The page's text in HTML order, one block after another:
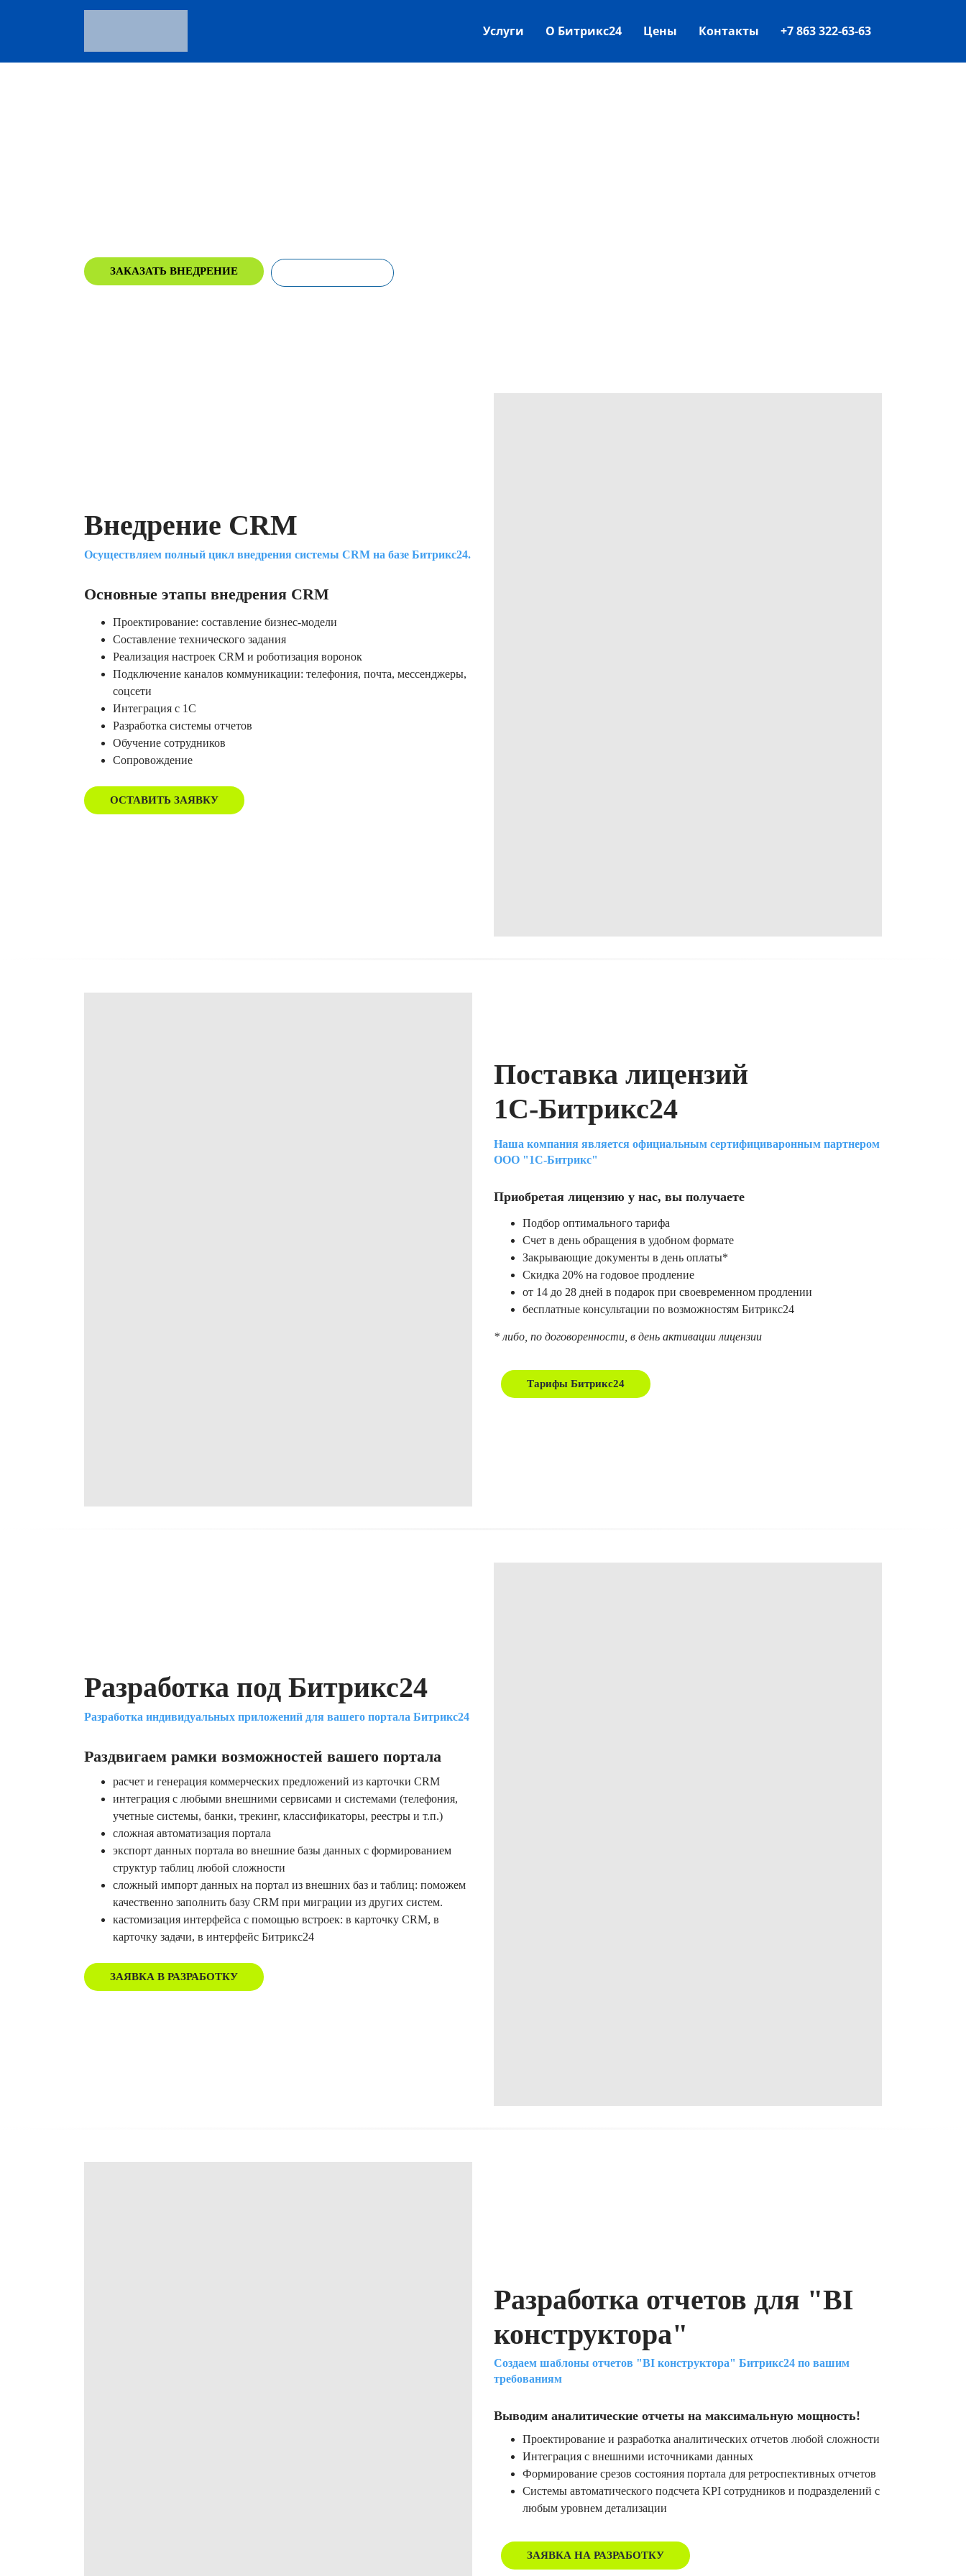
Услуги О Битрикс24 Цены Контакты +7 863 322-63-63
ЗАКАЗАТЬ ВНЕДРЕНИЕ
Внедрение CRM
Осуществляем полный цикл внедрения системы CRM на базе Битрикс24.
Основные этапы внедрения CRM
Проектирование: составление бизнес-модели
Составление технического задания
Реализация настроек CRM и роботизация воронок
Подключение каналов коммуникации: телефония, почта, мессенджеры,
соцсети
Интеграция с 1С
Разработка системы отчетов
Обучение сотрудников
Сопровождение
ОСТАВИТЬ ЗАЯВКУ
Поставка лицензий
1С-Битрикс24
Наша компания является официальным сертифициваронным партнером
ООО "1С-Битрикс"
Приобретая лицензию у нас, вы получаете
Подбор оптимального тарифа
Счет в день обращения в удобном формате
Закрывающие документы в день оплаты*
Скидка 20% на годовое продление
от 14 до 28 дней в подарок при своевременном продлении
бесплатные консультации по возможностям Битрикс24
* либо, по договоренности, в день активации лицензии
Тарифы Битрикс24
Разработка под Битрикс24
Разработка индивидуальных приложений для вашего портала Битрикс24
Раздвигаем рамки возможностей вашего портала
расчет и генерация коммерческих предложений из карточки CRM
интеграция с любыми внешними сервисами и системами (телефония,
учетные системы, банки, трекинг, классификаторы, реестры и т.п.)
сложная автоматизация портала
экспорт данных портала во внешние базы данных с формированием
структур таблиц любой сложности
сложный импорт данных на портал из внешних баз и таблиц: поможем
качественно заполнить базу CRM при миграции из других систем.
кастомизация интерфейса с помощью встроек: в карточку CRM, в
карточку задачи, в интерфейс Битрикс24
ЗАЯВКА В РАЗРАБОТКУ
Разработка отчетов для "BI
конструктора"
Создаем шаблоны отчетов "BI конструктора" Битрикс24 по вашим
требованиям
Выводим аналитические отчеты на максимальную мощность!
Проектирование и разработка аналитических отчетов любой сложности
Интеграция с внешними источниками данных
Формирование срезов состояния портала для ретроспективных отчетов
Системы автоматического подсчета KPI сотрудников и подразделений с
любым уровнем детализации
ЗАЯВКА НА РАЗРАБОТКУ